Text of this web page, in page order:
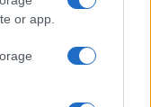
or app.